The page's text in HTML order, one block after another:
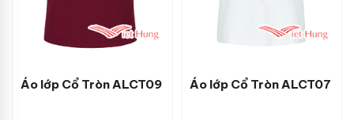
Áo lớp Cổ Tròn ALCT09 Áo lớp Cổ Tròn ALCT07